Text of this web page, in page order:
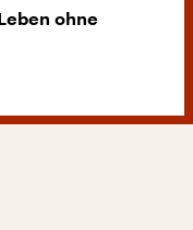
ohne